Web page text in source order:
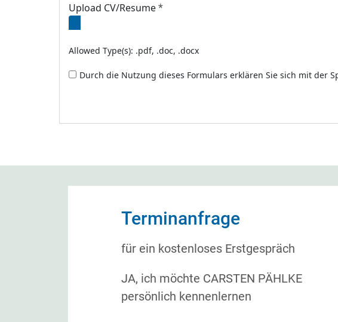
Upload CV/Resume*
Allowed Type(s): .pdf, .doc, .docx
Durch die Nutzung dieses Formulars erklären Sie sich mit der
Terminanfrage
für ein kostenloses Erstgespräch
JA, ich möchte CARSTEN PÄHLKE
persönlich kennenlernen